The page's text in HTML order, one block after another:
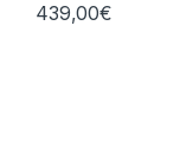
439,00€